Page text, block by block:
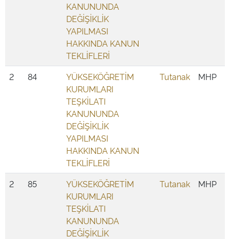
KANUNUNDA
DEĞİŞİKLİK
YAPILMASI
HAKKINDA KANUN
TEKLİFLERİ
2 84
YÜKSEKÖĞRETİM
KURUMLARI
TEŞKİLATI
KANUNUNDA
DEĞİŞİKLİK
YAPILMASI
HAKKINDA KANUN
TEKLİFLERİ
Tutanak MHP
2 85
YÜKSEKÖĞRETİM
KURUMLARI
TEŞKİLATI
KANUNUNDA
DEĞİŞİKLİK
Tutanak MHP